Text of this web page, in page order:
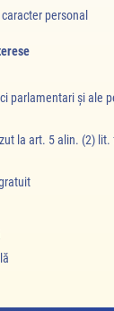
personal
parlamentari şi ale
la art. 5 alin. (2) lit.